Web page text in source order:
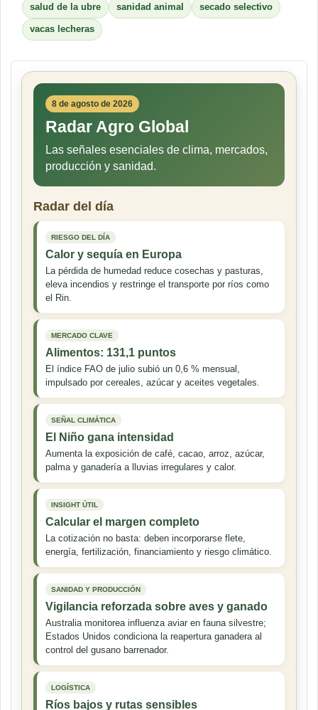
salud de la ubre sanidad animal secado selectivo
vacas lecheras
8 de agosto de 2026
Radar Agro Global
Las señales esenciales de clima, mercados,
producción y sanidad.
Radar del día
RIESGO DEL DÍA
Calor y sequía en Europa
La pérdida de humedad reduce cosechas y pasturas,
eleva incendios y restringe el transporte por ríos como
el Rin.
MERCADO CLAVE
Alimentos: 131,1 puntos
El índice FAO de julio subió un 0,6 % mensual,
impulsado por cereales, azúcar y aceites vegetales.
SEÑAL CLIMÁTICA
El Niño gana intensidad
Aumenta la exposición de café, cacao, arroz, azúcar,
palma y ganadería a lluvias irregulares y calor.
INSIGHT ÚTIL
Calcular el margen completo
La cotización no basta: deben incorporarse flete,
energía, fertilización, financiamiento y riesgo climático.
SANIDAD Y PRODUCCIÓN
Vigilancia reforzada sobre aves y ganado
Australia monitorea influenza aviar en fauna silvestre;
Estados Unidos condiciona la reapertura ganadera al
control del gusano barrenador.
LOGÍSTICA
Ríos bajos y rutas sensibles